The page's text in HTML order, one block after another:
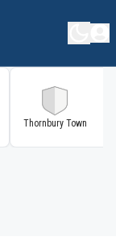
Thornbury Town